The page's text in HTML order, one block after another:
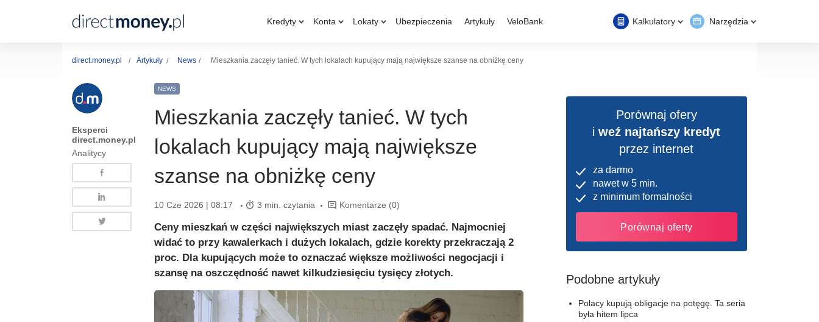
Kredyty Konta Lokaty Ubezpieczenia Artykuły VeloBank Kalkulatory Narzędzia
direct.money.pl Artykuły News Mieszkania zaczęły tanieć. W tych lokalach kupujący mają największe szanse na obniżkę ceny
Eksperci
direct.money.pl
Analitycy
NEWS
Mieszkania zaczęły tanieć. W tych
lokalach kupujący mają największe
szanse na obniżkę ceny
10 Cze 2026 | 08:17 3 min. czytania Komentarze (0)
Ceny mieszkań w części największych miast zaczęły spadać. Najmocniej
widać to przy kawalerkach i dużych lokalach, gdzie korekty przekraczają 2
proc. Dla kupujących może to oznaczać większe możliwości negocjacji i
szansę na oszczędność nawet kilkudziesięciu tysięcy złotych.
Porównaj ofery
iweź najtańszy kredyt
przez internet
za darmo
nawet w 5 min.
z minimum formalności
Porównaj oferty
Podobne artykuły
Polacy kupują obligacje na potęgę. Ta seria
była hitem lipca